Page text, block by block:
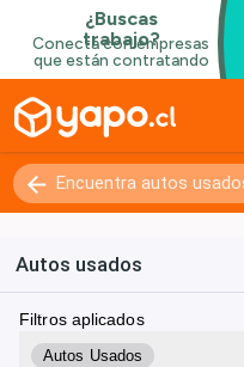
Autos usados
Filtros aplicados
Autos Usados
Kilómetros 0 - 250000+